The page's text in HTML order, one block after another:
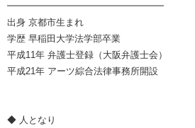
━━━━━━━━━━━━━━━━━
出身 京都市生まれ
学歴 早稲田大学法学部卒業
平成11年 弁護士登録（大阪弁護士会）
平成21年 アーツ綜合法律事務所開設
◆ 人となり